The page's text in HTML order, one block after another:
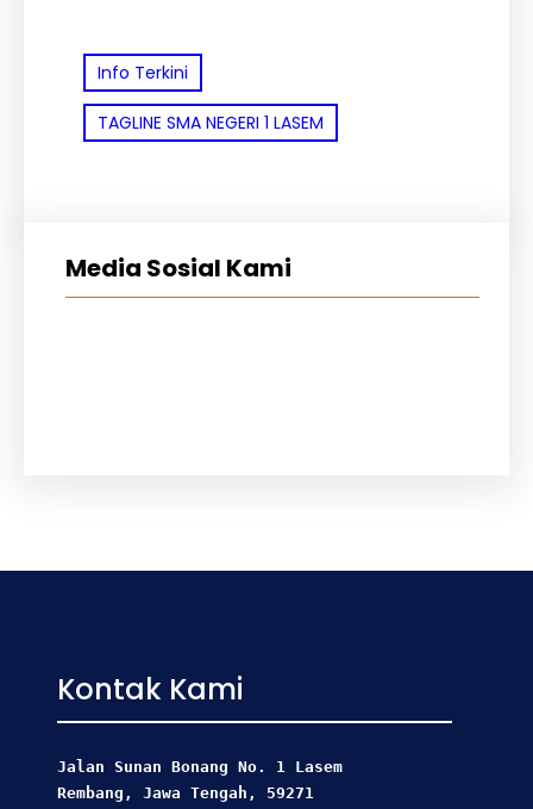
Info Terkini
TAGLINE SMA NEGERI 1 LASEM
Media Sosial Kami
Kontak Kami
Jalan Sunan Bonang No. 1 Lasem
Rembang, Jawa Tengah, 59271